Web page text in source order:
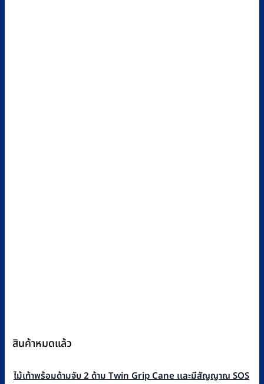
สินค้าหมดแล้ว
ไม้เท้าพร้อมด้ามจับ 2 ด้าม Twin Grip Cane เเละมีสัญญาณ SOS